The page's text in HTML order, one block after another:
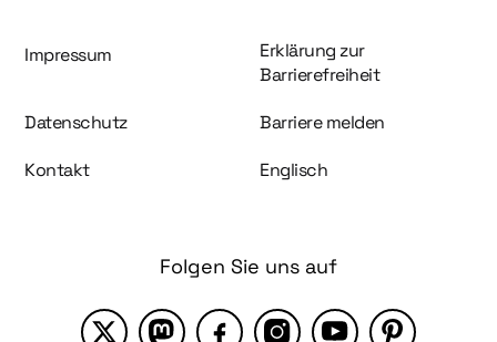
Information und Service
Impressum
Erklärung zur
Barrierefreiheit
Datenschutz Barriere melden
Kontakt Englisch
Folgen Sie uns auf